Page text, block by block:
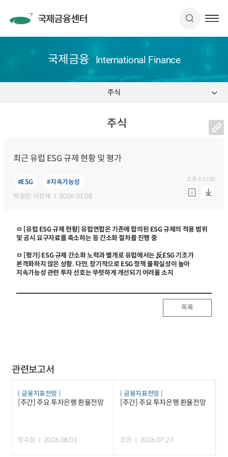
국제금융 International Finance
주식
주식
최근 유럽 ESG 규제 현황 및 평가
#ESG
#지속가능성
박승민, 이은재 2026.01.08
조회수 1,110
ㅁ [유럽 ESG 규제 현황] 유럽연합은 기존에 합의된 ESG 규제의 적용 범위
및 공시 요구자료를 축소하는 등 간소화 절차를 진행 중
ㅁ [평가] ESG 규제 간소화 노력과 별개로 유럽에서는 反ESG 기조가
본격화하지 않은 상황. 다만, 장기적으로 ESG 정책 불확실성이 높아
지속가능성 관련 투자 선호는 뚜렷하게 개선되기 어려울 소지
목록
관련보고서
금융지표전망
[주간] 주요 투자은행 환율전망
장수창 2026.08.03
금융지표전망
[주간] 주요 투자은행 환율전망
조은 2026.07.27